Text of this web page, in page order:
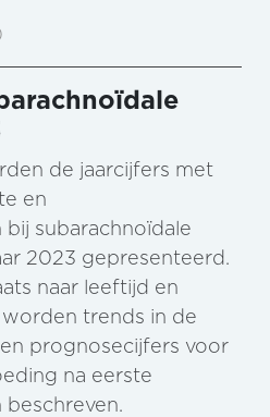
de jaarcijfers met
en
subarachnoïdale
2023 gepresenteerd.
naar leeftijd en
trends in de
prognosecijfers voor
na eerste